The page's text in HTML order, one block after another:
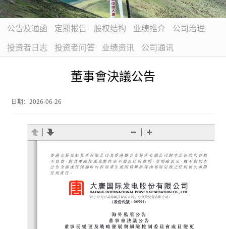
公告及通函 定期报告 股权结构 业绩推介
公司治理
投资者日志
投资者问答 业绩资讯 公司通讯
董事會決議公告
日期：2026-06-26